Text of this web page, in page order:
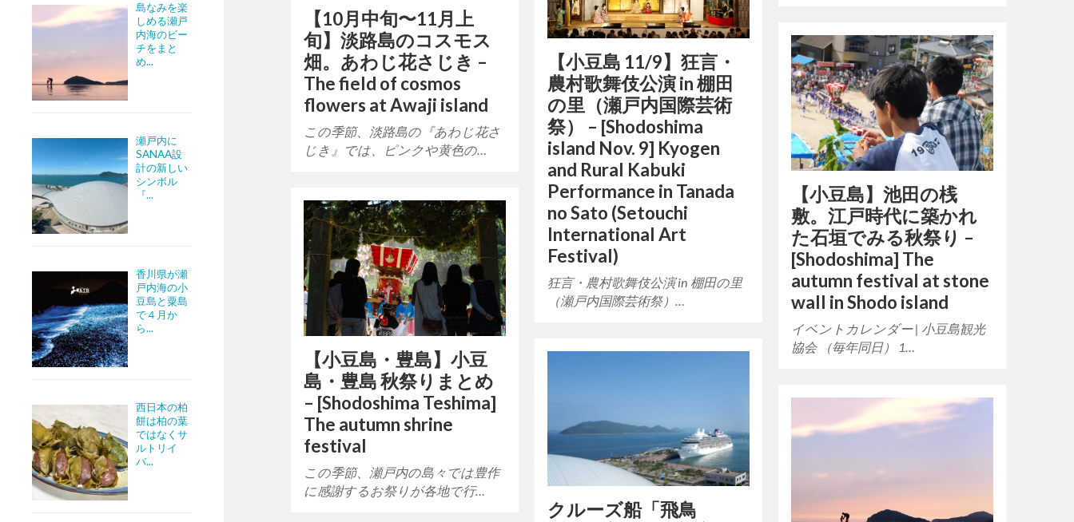
島なみを楽
しめる瀬戸
内海のビー
チをまと
め...
瀬戸内に
SANAA設
計の新しい
シンボル
『...
香川県が瀬
戸内海の小
豆島と粟島
で４月か
ら...
西日本の柏
餅は柏の葉
ではなくサ
ルトリイ
バ...
【10月中旬〜11月上
旬】淡路島のコスモス
畑。あわじ花さじき –
The field of cosmos
flowers at Awaji island
この季節、淡路島の『あわじ花さ
じき』では、ピンクや黄色の…
【小豆島 11/9】狂言・
農村歌舞伎公演 in 棚田
の里（瀬戸内国際芸術
祭） – [Shodoshima
island Nov. 9] Kyogen
and Rural Kabuki
Performance in Tanada
no Sato (Setouchi
International Art
Festival)
狂言・農村歌舞伎公演 in 棚田の里
（瀬戸内国際芸術祭）…
【小豆島】池田の桟
敷。江戸時代に築かれ
た石垣でみる秋祭り –
[Shodoshima] The
autumn festival at stone
wall in Shodo island
イベントカレンダー | 小豆島観光
協会 （毎年同日） 1…
【小豆島・豊島】小豆
島・豊島 秋祭りまとめ
– [Shodoshima Teshima]
The autumn shrine
festival
この季節、瀬戸内の島々では豊作
に感謝するお祭りが各地で行…
クルーズ船「飛鳥